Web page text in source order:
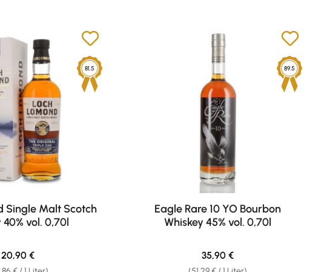
81.5
Single Malt Scotch
40% vol. 0,70l
Regulärer Preis:
20,90 €
89.5
Eagle Rare 10 YO Bourbon
Whiskey 45% vol. 0,70l
Regulärer Preis:
35,90 €